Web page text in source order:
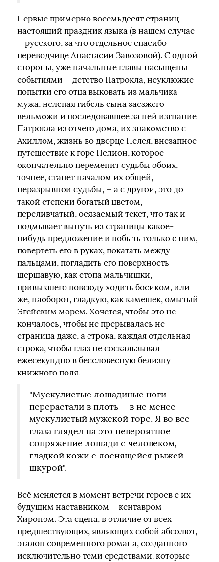
Первые примерно восемьдесят страниц —
настоящий праздник языка (в нашем случае
— русского, за что отдельное спасибо
переводчице Анастасии Завозовой). С одной
стороны, уже начальные главы насыщены
событиями — детство Патрокла, неуклюжие
попытки его отца выковать из мальчика
мужа, нелепая гибель сына заезжего
вельможи и последовавшее за ней изгнание
Патрокла из отчего дома, их знакомство с
Ахиллом, жизнь во дворце Пелея, внезапное
путешествие к горе Пелион, которое
окончательно переменит судьбы обоих,
точнее, станет началом их общей,
неразрывной судьбы, — а с другой, это до
такой степени богатый цветом,
переливчатый, осязаемый текст, что так и
подмывает вынуть из страницы какое-
нибудь предложение и побыть только с ним,
повертеть его в руках, покатать между
пальцами, погладить его поверхность —
шершавую, как стопа мальчишки,
привыкшего повсюду ходить босиком, или
же, наоборот, гладкую, как камешек, омытый
Эгейским морем. Хочется, чтобы это не
кончалось, чтобы не прерывалась не
страница даже, а строка, каждая отдельная
строка, чтобы глаз не соскальзывал
ежесекундно в бессловесную белизну
книжного поля.
"Мускулистые лошадиные ноги
перерастали в плоть — в не менее
мускулистый мужской торс. Я во все
глаза глядел на это невероятное
сопряжение лошади с человеком,
гладкой кожи с лоснящейся рыжей
шкурой".
Всё меняется в момент встречи героев с их
будущим наставником — кентавром
Хироном. Эта сцена, в отличие от всех
предшествующих, являющих собой абсолют,
эталон современного романа, созданного
исключительно теми средствами, которые